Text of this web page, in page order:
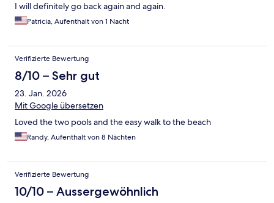
I will definitely go back again and again.
Patricia, Aufenthalt von 1 Nacht
Verifizierte Bewertung
8/10 – Sehr gut
23. Jan. 2026
Mit Google übersetzen
Loved the two pools and the easy walk to the beach
Randy, Aufenthalt von 8 Nächten
Verifizierte Bewertung
10/10 – Aussergewöhnlich